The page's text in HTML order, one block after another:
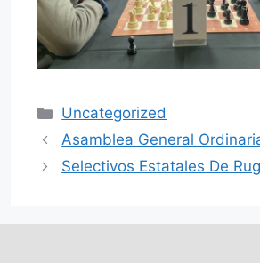
Categorías
Uncategorized
Asamblea General
Selectivos Estatales De